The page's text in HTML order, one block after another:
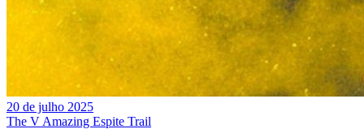
20 de julho 2025
The V Amazing Espite Trail